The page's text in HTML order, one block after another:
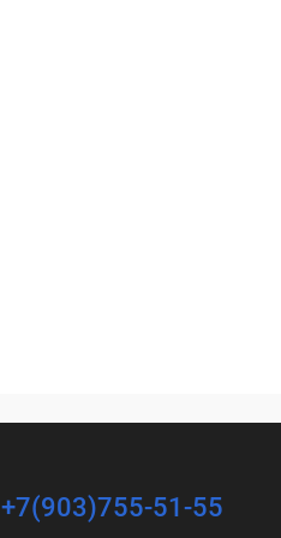
+7(903)755-51-55